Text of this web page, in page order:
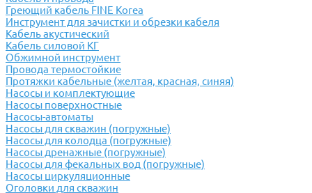
Греющий кабель FINE Korea
Инструмент для зачистки и обрезки кабеля
Кабель акустический
Кабель силовой КГ
Обжимной инструмент
Провода термостойкие
Протяжки кабельные (желтая, красная, синяя)
Насосы и комплектующие
Насосы поверхностные
Насосы-автоматы
Насосы для скважин (погружные)
Насосы для колодца (погружные)
Насосы дренажные (погружные)
Насосы для фекальных вод (погружные)
Насосы циркуляционные
Оголовки для скважин